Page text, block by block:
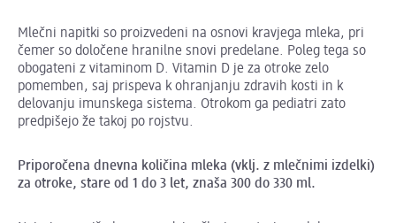
Mlečni napitki so proizvedeni na osnovi kravjega mleka, pri
čemer so določene hranilne snovi predelane. Poleg tega so
obogateni z vitaminom D. Vitamin D je za otroke zelo
pomemben, saj prispeva k ohranjanju zdravih kosti in k
delovanju imunskega sistema. Otrokom ga pediatri zato
predpišejo že takoj po rojstvu.
Priporočena dnevna količina mleka (vklj. z mlečnimi izdelki)
za otroke, stare od 1 do 3 let, znaša 300 do 330 ml.